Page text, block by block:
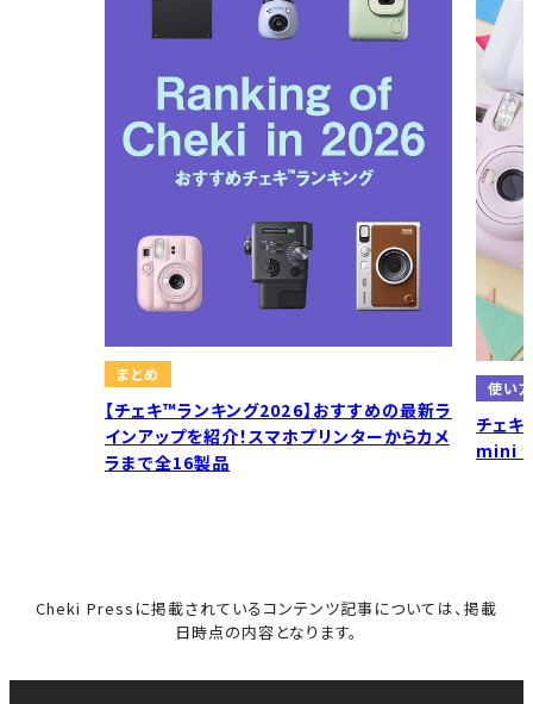
まとめ
【チェキ™ランキング2026】おすすめの最新ラ
インアップを紹介！スマホプリンターからカメ
ラまで全16製品
使い方
チェキ
mini
Cheki Pressに掲載されているコンテンツ記事については、掲載
日時点の内容となります。